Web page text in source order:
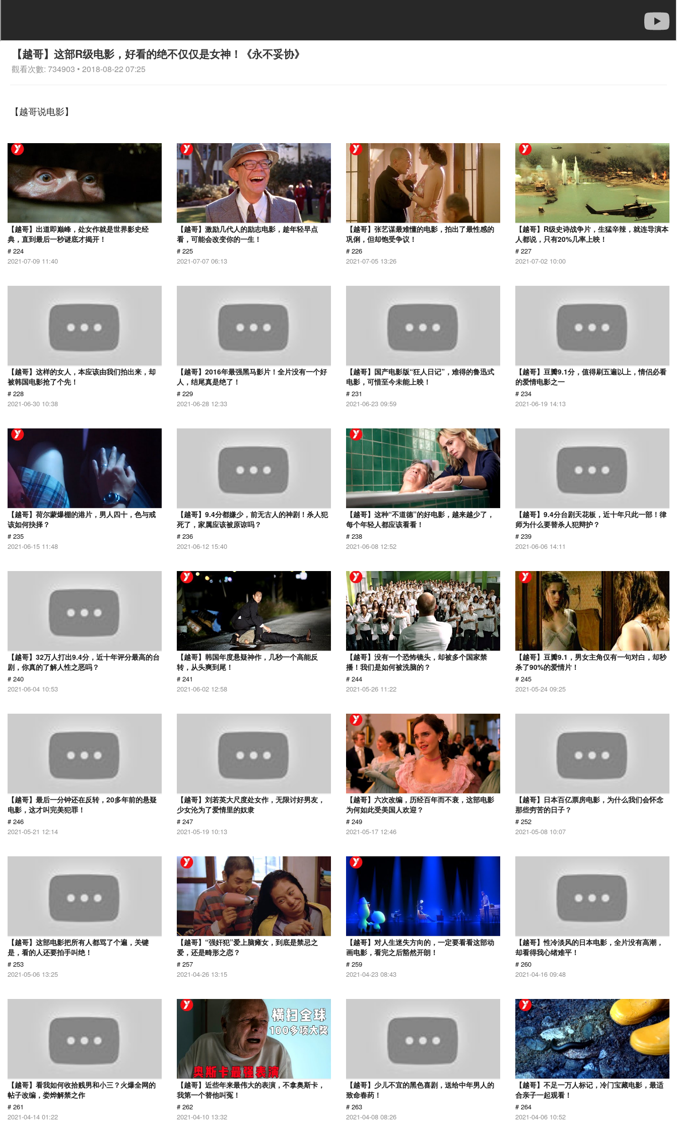
【越哥】这部R级电影，好看的绝不仅仅是女神！《永不妥协》
觀看次數: 734903 • 2018-08-22 07:25
【越哥说电影】
【越哥】出道即巅峰，处女作就是世界影史经
典，直到最后一秒谜底才揭开！
# 224
2021-07-09 11:40
【越哥】激励几代人的励志电影，趁年轻早点
看，可能会改变你的一生！
# 225
2021-07-07 06:13
【越哥】张艺谋最难懂的电影，拍出了最性感的
巩俐，但却饱受争议！
# 226
2021-07-05 13:26
【越哥】R级史诗战争片，生猛辛辣，就连导演本
人都说，只有20%几率上映！
# 227
2021-07-02 10:00
【越哥】这样的女人，本应该由我们拍出来，却
被韩国电影抢了个先！
# 228
2021-06-30 10:38
【越哥】2016年最强黑马影片！全片没有一个好
人，结尾真是绝了！
# 229
2021-06-28 12:33
【越哥】国产电影版“狂人日记”，难得的鲁迅式
电影，可惜至今未能上映！
# 231
2021-06-23 09:59
【越哥】豆瓣9.1分，值得刷五遍以上，情侣必看
的爱情电影之一
# 234
2021-06-19 14:13
【越哥】荷尔蒙爆棚的港片，男人四十，色与戒
该如何抉择？
# 235
2021-06-15 11:48
【越哥】9.4分都嫌少，前无古人的神剧！杀人犯
死了，家属应该被原谅吗？
# 236
2021-06-12 15:40
【越哥】这种“不道德”的好电影，越来越少了，
每个年轻人都应该看看！
# 238
2021-06-08 12:52
【越哥】9.4分台剧天花板，近十年只此一部！律
师为什么要替杀人犯辩护？
# 239
2021-06-06 14:11
【越哥】32万人打出9.4分，近十年评分最高的台
剧，你真的了解人性之恶吗？
# 240
2021-06-04 10:53
【越哥】韩国年度悬疑神作，几秒一个高能反
转，从头爽到尾！
# 241
2021-06-02 12:58
【越哥】没有一个恐怖镜头，却被多个国家禁
播！我们是如何被洗脑的？
# 244
2021-05-26 11:22
【越哥】豆瓣9.1，男女主角仅有一句对白，却秒
杀了90%的爱情片！
# 245
2021-05-24 09:25
【越哥】最后一分钟还在反转，20多年前的悬疑
电影，这才叫完美犯罪！
# 246
2021-05-21 12:14
【越哥】刘若英大尺度处女作，无限讨好男友，
少女沦为了爱情里的奴隶
# 247
2021-05-19 10:13
【越哥】六次改编，历经百年而不衰，这部电影
为何如此受美国人欢迎？
# 249
2021-05-17 12:46
【越哥】日本百亿票房电影，为什么我们会怀念
那些穷苦的日子？
# 252
2021-05-08 10:07
【越哥】这部电影把所有人都骂了个遍，关键
是，看的人还要拍手叫绝！
# 253
2021-05-06 13:25
【越哥】“强奸犯”爱上脑瘫女，到底是禁忌之
爱，还是畸形之恋？
# 257
2021-04-26 13:15
【越哥】对人生迷失方向的，一定要看看这部动
画电影，看完之后豁然开朗！
# 259
2021-04-23 08:43
【越哥】性冷淡风的日本电影，全片没有高潮，
却看得我心绪难平！
# 260
2021-04-16 09:48
【越哥】看我如何收拾贱男和小三？火爆全网的
帖子改编，娄烨解禁之作
# 261
2021-04-14 01:22
【越哥】近些年来最伟大的表演，不拿奥斯卡，
我第一个替他叫冤！
# 262
2021-04-10 13:32
【越哥】少儿不宜的黑色喜剧，送给中年男人的
致命春药！
# 263
2021-04-08 08:26
【越哥】不足一万人标记，冷门宝藏电影，最适
合亲子一起观看！
# 264
2021-04-06 10:52